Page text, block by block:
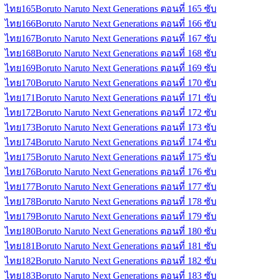
ไทย165Boruto Naruto Next Generations ตอนที่ 165 ซับ
ไทย166Boruto Naruto Next Generations ตอนที่ 166 ซับ
ไทย167Boruto Naruto Next Generations ตอนที่ 167 ซับ
ไทย168Boruto Naruto Next Generations ตอนที่ 168 ซับ
ไทย169Boruto Naruto Next Generations ตอนที่ 169 ซับ
ไทย170Boruto Naruto Next Generations ตอนที่ 170 ซับ
ไทย171Boruto Naruto Next Generations ตอนที่ 171 ซับ
ไทย172Boruto Naruto Next Generations ตอนที่ 172 ซับ
ไทย173Boruto Naruto Next Generations ตอนที่ 173 ซับ
ไทย174Boruto Naruto Next Generations ตอนที่ 174 ซับ
ไทย175Boruto Naruto Next Generations ตอนที่ 175 ซับ
ไทย176Boruto Naruto Next Generations ตอนที่ 176 ซับ
ไทย177Boruto Naruto Next Generations ตอนที่ 177 ซับ
ไทย178Boruto Naruto Next Generations ตอนที่ 178 ซับ
ไทย179Boruto Naruto Next Generations ตอนที่ 179 ซับ
ไทย180Boruto Naruto Next Generations ตอนที่ 180 ซับ
ไทย181Boruto Naruto Next Generations ตอนที่ 181 ซับ
ไทย182Boruto Naruto Next Generations ตอนที่ 182 ซับ
ไทย183Boruto Naruto Next Generations ตอนที่ 183 ซับ